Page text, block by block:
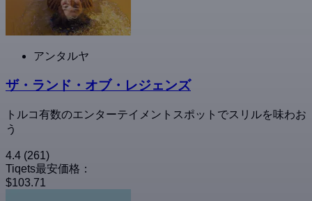
アンタルヤ
ザ・ランド・オブ・レジェンズ
トルコ有数のエンターテイメントスポットでスリルを味わお
う
4.4 (261)
Tiqets最安価格：
$103.71